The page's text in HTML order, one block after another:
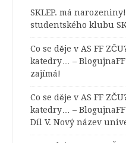
SKLEP. má
studentského klubu
Co se děje v AS FF
katedry… – BlogujnaFF
zajímá!
Co se děje v AS FF
katedry… – BlogujnaFF
Díl V. Nový název